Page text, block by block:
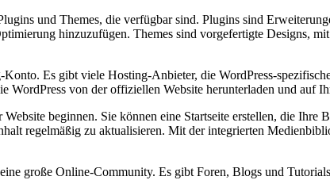
und Themes, die verfügbar sind. Plugins sind
hinzuzufügen. Themes sind vorgefertigte Designs,
Es gibt viele Hosting-Anbieter, die WordPress-
von​ der offiziellen⁤ Website ​herunterladen und auf
beginnen. Sie können eine ⁣Startseite erstellen, die
regelmäßig zu aktualisieren. Mit der integrierten
große Online-Community. Es gibt Foren, Blogs und